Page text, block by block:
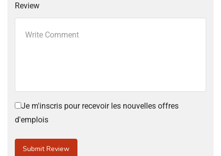
Review
Je m'inscris pour recevoir les nouvelles offres
d'emplois